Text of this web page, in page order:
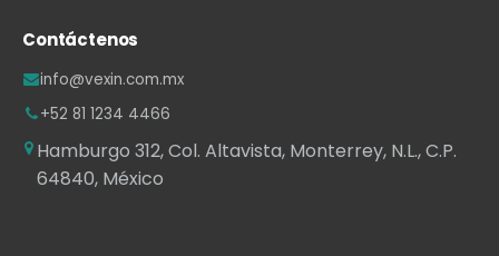
Contáctenos
info@vexin.com.mx
+52 81 1234 4466
Hamburgo 312, Col. Altavista, Monterrey, N.L., C.P.
64840, México